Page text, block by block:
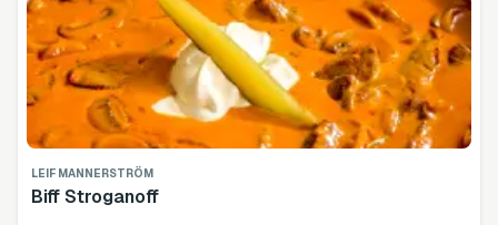
LEIF MANNERSTRÖM
Biff Stroganoff